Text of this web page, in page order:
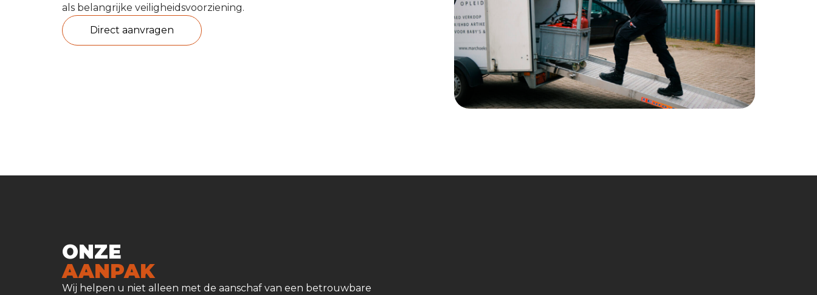
als belangrijke veiligheidsvoorziening.
direct aanvragen
ONZE
AANPAK
Wij helpen u niet alleen met de aanschaf van een betrouwbare